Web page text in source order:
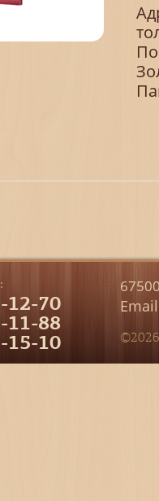
12-70
11-88
15-10